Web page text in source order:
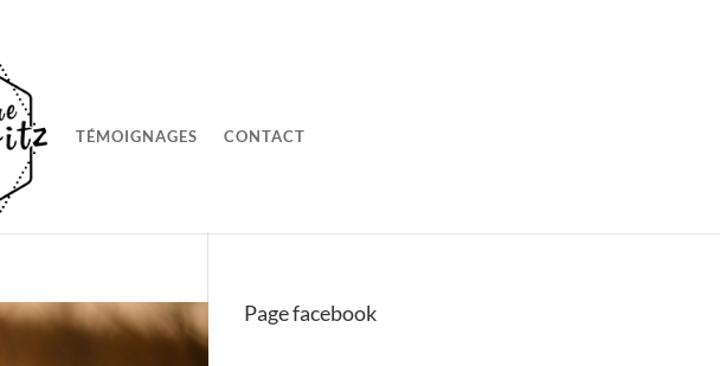
TÉMOIGNAGES CONTACT
Page facebook